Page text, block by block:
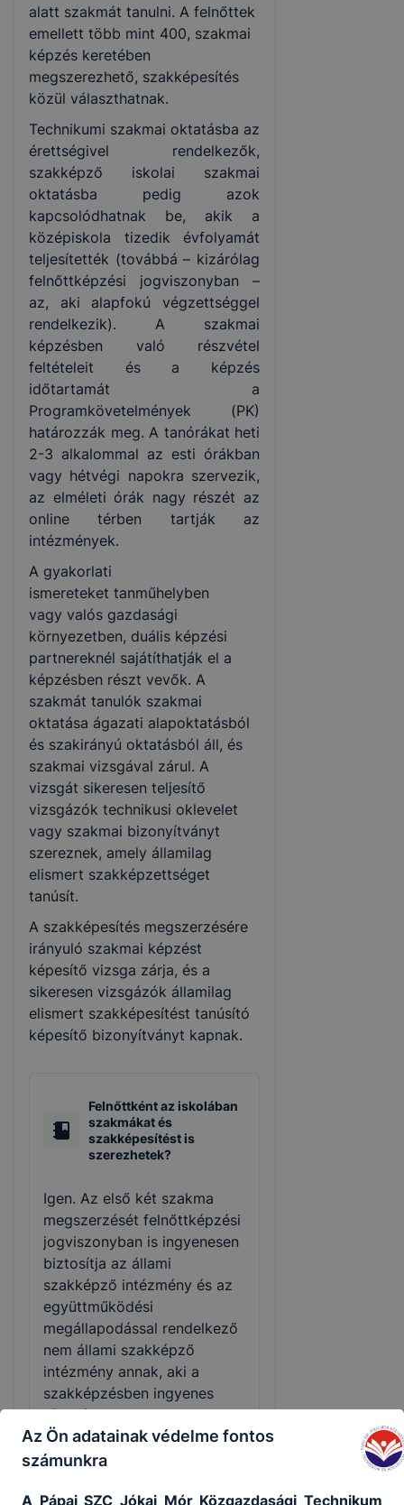
alatt szakmát tanulni. A felnőttek
emellett több mint 400, szakmai
képzés keretében
megszerezhető, szakképesítés
közül választhatnak.
Technikumi szakmai oktatásba az
érettségivel rendelkezők,
szakképző iskolai szakmai
oktatásba pedig azok
kapcsolódhatnak be, akik a
középiskola tizedik évfolyamát
teljesítették (továbbá – kizárólag
felnőttképzési jogviszonyban –
az, aki alapfokú végzettséggel
rendelkezik). A szakmai
képzésben való részvétel
feltételeit és a képzés
időtartamát a
Programkövetelmények (PK)
határozzák meg. A tanórákat heti
2-3 alkalommal az esti órákban
vagy hétvégi napokra szervezik,
az elméleti órák nagy részét az
online térben tartják az
intézmények.
A gyakorlati
ismereteket tanműhelyben
vagy valós gazdasági
környezetben, duális képzési
partnereknél sajátíthatják el a
képzésben részt vevők. A
szakmát tanulók szakmai
oktatása ágazati alapoktatásból
és szakirányú oktatásból áll, és
szakmai vizsgával zárul. A
vizsgát sikeresen teljesítő
vizsgázók technikusi oklevelet
vagy szakmai bizonyítványt
szereznek, amely államilag
elismert szakképzettséget
tanúsít.
A szakképesítés megszerzésére
irányuló szakmai képzést
képesítő vizsga zárja, és a
sikeresen vizsgázók államilag
elismert szakképesítést tanúsító
képesítő bizonyítványt kapnak.
Felnőttként az iskolában
szakmákat és
szakképesítést is
szerezhetek?
Igen. Az első két szakma
megszerzését felnőttképzési
jogviszonyban is ingyenesen
biztosítja az állami
szakképző intézmény és az
együttműködési
megállapodással rendelkező
nem állami szakképző
intézmény annak, aki a
szakképzésben ingyenes
részvételre jogosult.
Ingyenes képzéseinken az
első képesítő vizsga
Az Ön adatainak védelme fontos
számunkra
A Pápai SZC Jókai Mór Közgazdasági Technikum